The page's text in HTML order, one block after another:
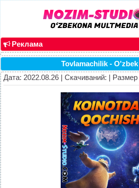
Реклама
Tovlamachilik -
Дата: 2022.08.26 | Скачиваний: | Размер